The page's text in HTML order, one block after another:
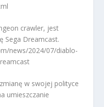
crawler, jest
Sega Dreamcast.
news/2024/07/diablo-
w swojej polityce
umieszczanie